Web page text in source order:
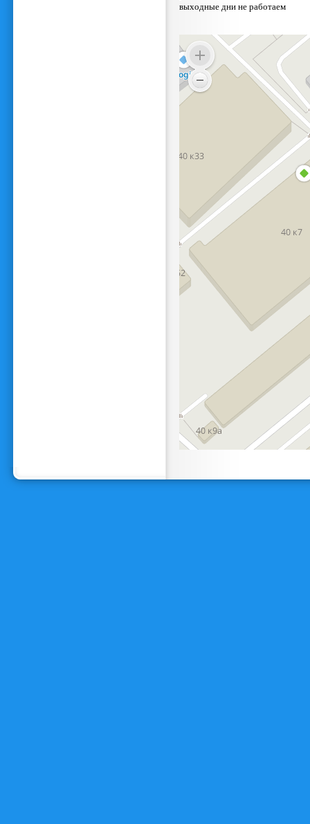
выходные дни не работаем